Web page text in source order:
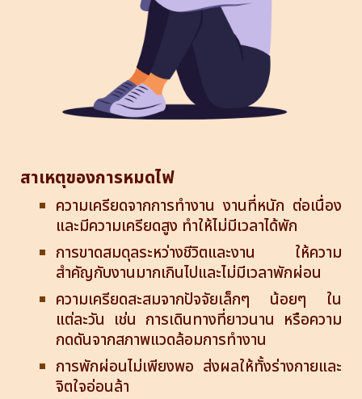
สาเหตุของการหมดไฟ
ความเครียดจากการทำงาน งานที่หนัก ต่อเนื่อง
และมีความเครียดสูง ทำให้ไม่มีเวลาได้พัก
การขาดสมดุลระหว่างชีวิตและงาน ให้ความ
สำคัญกับงานมากเกินไปและไม่มีเวลาพักผ่อน
ความเครียดสะสมจากปัจจัยเล็กๆ น้อยๆ ใน
แต่ละวัน เช่น การเดินทางที่ยาวนาน หรือความ
กดดันจากสภาพแวดล้อมการทำงาน
การพักผ่อนไม่เพียงพอ ส่งผลให้ทั้งร่างกายและ
จิตใจอ่อนล้า